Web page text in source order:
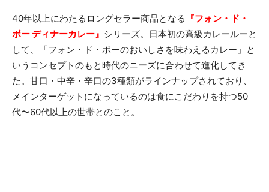
40年以上にわたるロングセラー商品となる 『フォン・ド・
ボー ディナーカレー』 シリーズ。日本初の高級カレールーと
して、「フォン・ド・ボーのおいしさを味わえるカレー」と
いうコンセプトのもと時代のニーズに合わせて進化してき
た。甘口・中辛・辛口の3種類がラインナップされており、
メインターゲットになっているのは食にこだわりを持つ50
代〜60代以上の世帯とのこと。